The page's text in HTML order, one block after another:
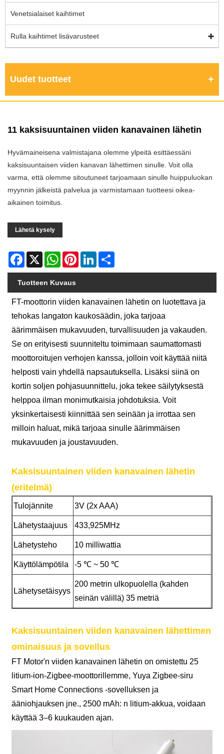
Venetsialaiset kaihtimet
Rulla kaihtimet lisävarusteet
Uudet tuotteet
11 kaksisuuntainen viiden kanavainen lähetin
Hyvämaineisena valmistajana olemme ylpeitä esittäessäni
kaksisuuntaisen viiden kanavan lähettimen sinulle. Voit olla
varma, että olemme sitoutuneet tarjoamaan sinulle huippuluokan
myynnin jälkeistä palvelua ja varmistamaan tuotteesi oikea-
aikainen toimitus.
Lähetä kysely
Facebook
X WhatsAppPinterestLinkedIn
Tuotteen Kuvaus
FT-moottorin viiden kanavainen lähetin on luotettava ja
tehokas langaton kaukosäädin, joka tarjoaa
äärimmäisen mukavuuden, turvallisuuden ja vakauden.
Se on erityisesti suunniteltu toimimaan saumattomasti
moottoroitujen verhojen kanssa, jolloin voit käyttää niitä
helposti vain yhdellä napsautuksella. Lisäksi siinä on
kortin soljen pohjasuunnittelu, joka tekee säilytyksestä
helppoa ilman monimutkaisia johdotuksia. Voit
yksinkertaisesti kiinnittää sen seinään ja irrottaa sen
milloin haluat, mikä tarjoaa sinulle äärimmäisen
mukavuuden ja joustavuuden.
Kaksisuuntainen viiden kanavainen lähetin
(eritelmä)
Tulojännite 3V (2x AAA)
Lähetystaajuus 433,925MHz
Lähetysteho 10 milliwattia
Käyttölämpötila -5 ℃ ~ 50 ℃
Lähetysetäisyys
200 metrin ulkopuolella (kahden
seinän välillä) 35 metriä
Kaksisuuntainen viiden kanavainen lähettimen
ominaisuus ja sovellus
FT Motor'n viiden kanavainen lähetin on omistettu 25
litium-ion-Zigbee-moottorillemme, Yuya Zigbee-siru
Smart Home Connections -sovelluksen ja
ääniohjauksen jne., 2500 mAh: n litium-akkua, voidaan
käyttää 3–6 kuukauden ajan.